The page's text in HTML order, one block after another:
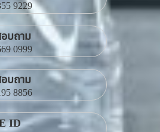
9229
อบถาม
0999
อบถาม
8856
ID